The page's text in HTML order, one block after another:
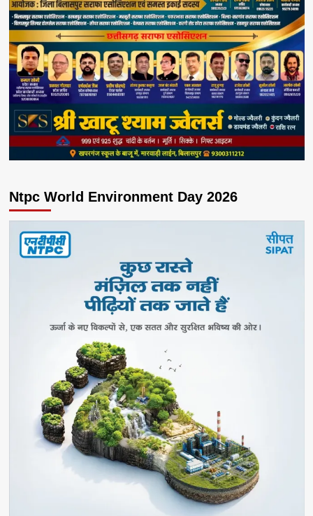
Ntpc World Environment Day 2026